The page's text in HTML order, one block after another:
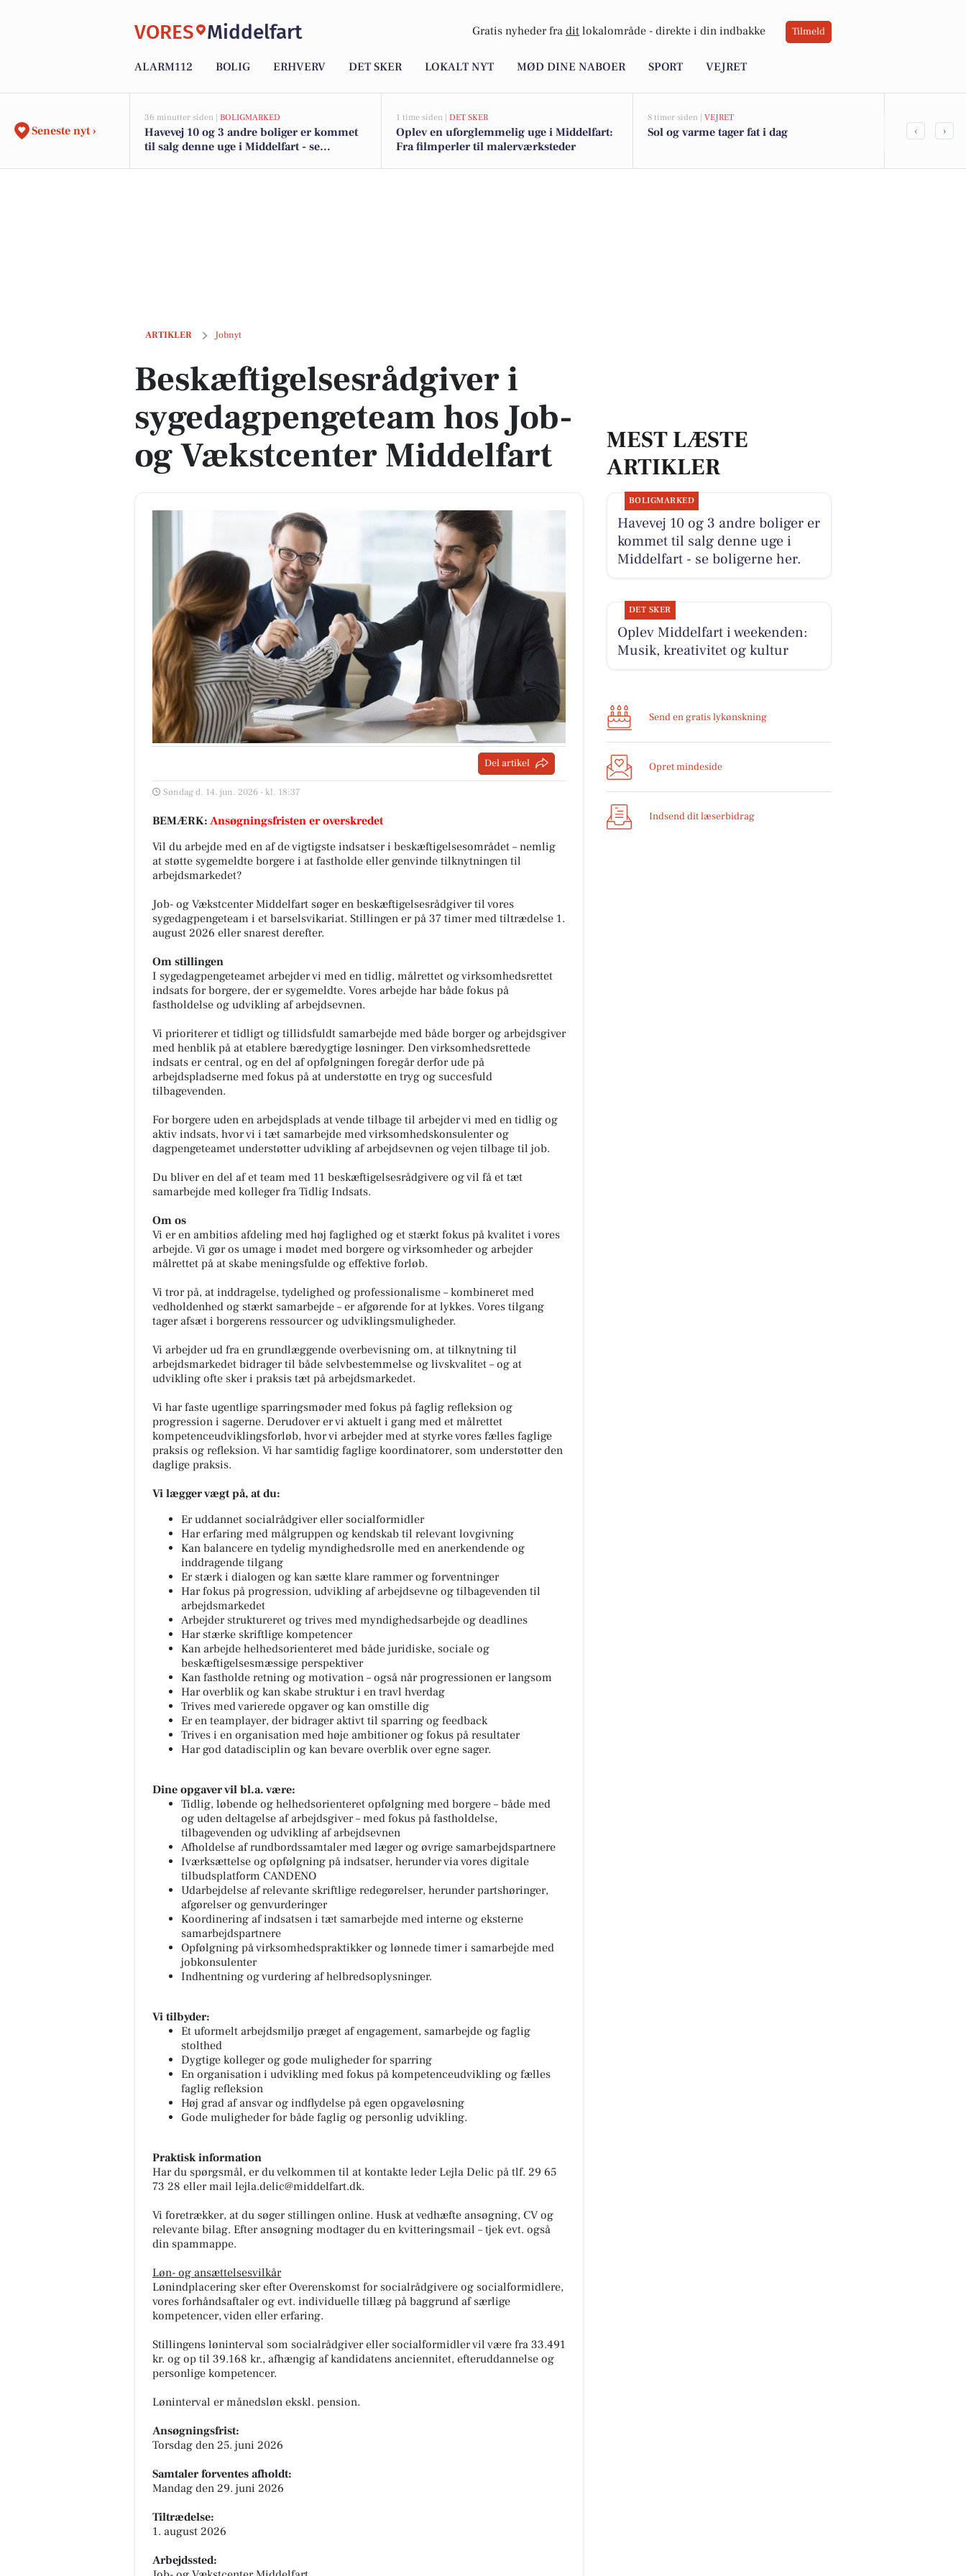
VORES Middelfart Gratis nyheder fra dit lokalområde - direkte i din indbakke Tilmeld
ALARM112 BOLIG ERHVERV DET SKER LOKALT NYT MØD DINE NABOER SPORT VEJRET
Seneste nyt ›
36 minutter siden | BOLIGMARKED
Havevej 10 og 3 andre boliger er kommet
til salg denne uge i Middelfart - se
1 time siden | DET SKER
Oplev en uforglemmelig uge i Middelfart:
Fra filmperler til malerværksteder
8 timer siden | VEJRET
Sol og varme tager fat i dag ‹ ›
ARTIKLER Jobnyt
Beskæftigelsesrådgiver i sygedagpengeteam hos Job- og Vækstcenter Middelfart
Beskæftigelsesrådgiver i
sygedagpengeteam hos Job-
og Vækstcenter Middelfart
Del artikel
Søndag d. 14. jun. 2026 - kl. 18:37
BEMÆRK: Ansøgningsfristen er overskredet
Vil du arbejde med en af de vigtigste indsatser i beskæftigelsesområdet – nemlig
at støtte sygemeldte borgere i at fastholde eller genvinde tilknytningen til
arbejdsmarkedet?
Job- og Vækstcenter Middelfart søger en beskæftigelsesrådgiver til vores
sygedagpengeteam i et barselsvikariat. Stillingen er på 37 timer med tiltrædelse 1.
august 2026 eller snarest derefter.
Om stillingen
I sygedagpengeteamet arbejder vi med en tidlig, målrettet og virksomhedsrettet
indsats for borgere, der er sygemeldte. Vores arbejde har både fokus på
fastholdelse og udvikling af arbejdsevnen.
Vi prioriterer et tidligt og tillidsfuldt samarbejde med både borger og arbejdsgiver
med henblik på at etablere bæredygtige løsninger. Den virksomhedsrettede
indsats er central, og en del af opfølgningen foregår derfor ude på
arbejdspladserne med fokus på at understøtte en tryg og succesfuld
tilbagevenden.
For borgere uden en arbejdsplads at vende tilbage til arbejder vi med en tidlig og
aktiv indsats, hvor vi i tæt samarbejde med virksomhedskonsulenter og
dagpengeteamet understøtter udvikling af arbejdsevnen og vejen tilbage til job.
Du bliver en del af et team med 11 beskæftigelsesrådgivere og vil få et tæt
samarbejde med kolleger fra Tidlig Indsats.
Om os
Vi er en ambitiøs afdeling med høj faglighed og et stærkt fokus på kvalitet i vores
arbejde. Vi gør os umage i mødet med borgere og virksomheder og arbejder
målrettet på at skabe meningsfulde og effektive forløb.
Vi tror på, at inddragelse, tydelighed og professionalisme – kombineret med
vedholdenhed og stærkt samarbejde – er afgørende for at lykkes. Vores tilgang
tager afsæt i borgerens ressourcer og udviklingsmuligheder.
Vi arbejder ud fra en grundlæggende overbevisning om, at tilknytning til
arbejdsmarkedet bidrager til både selvbestemmelse og livskvalitet – og at
udvikling ofte sker i praksis tæt på arbejdsmarkedet.
Vi har faste ugentlige sparringsmøder med fokus på faglig refleksion og
progression i sagerne. Derudover er vi aktuelt i gang med et målrettet
kompetenceudviklingsforløb, hvor vi arbejder med at styrke vores fælles faglige
praksis og refleksion. Vi har samtidig faglige koordinatorer, som understøtter den
daglige praksis.
Vi lægger vægt på, at du:
Er uddannet socialrådgiver eller socialformidler
Har erfaring med målgruppen og kendskab til relevant lovgivning
Kan balancere en tydelig myndighedsrolle med en anerkendende og
inddragende tilgang
Er stærk i dialogen og kan sætte klare rammer og forventninger
Har fokus på progression, udvikling af arbejdsevne og tilbagevenden til
arbejdsmarkedet
Arbejder struktureret og trives med myndighedsarbejde og deadlines
Har stærke skriftlige kompetencer
Kan arbejde helhedsorienteret med både juridiske, sociale og
beskæftigelsesmæssige perspektiver
Kan fastholde retning og motivation – også når progressionen er langsom
Har overblik og kan skabe struktur i en travl hverdag
Trives med varierede opgaver og kan omstille dig
Er en teamplayer, der bidrager aktivt til sparring og feedback
Trives i en organisation med høje ambitioner og fokus på resultater
Har god datadisciplin og kan bevare overblik over egne sager.
Dine opgaver vil bl.a. være:
Tidlig, løbende og helhedsorienteret opfølgning med borgere – både med
og uden deltagelse af arbejdsgiver – med fokus på fastholdelse,
tilbagevenden og udvikling af arbejdsevnen
Afholdelse af rundbordssamtaler med læger og øvrige samarbejdspartnere
Iværksættelse og opfølgning på indsatser, herunder via vores digitale
tilbudsplatform CANDENO
Udarbejdelse af relevante skriftlige redegørelser, herunder partshøringer,
afgørelser og genvurderinger
Koordinering af indsatsen i tæt samarbejde med interne og eksterne
samarbejdspartnere
Opfølgning på virksomhedspraktikker og lønnede timer i samarbejde med
jobkonsulenter
Indhentning og vurdering af helbredsoplysninger.
Vi tilbyder:
Et uformelt arbejdsmiljø præget af engagement, samarbejde og faglig
stolthed
Dygtige kolleger og gode muligheder for sparring
En organisation i udvikling med fokus på kompetenceudvikling og fælles
faglig refleksion
Høj grad af ansvar og indflydelse på egen opgaveløsning
Gode muligheder for både faglig og personlig udvikling.
Praktisk information
Har du spørgsmål, er du velkommen til at kontakte leder Lejla Delic på tlf. 29 65
73 28 eller mail lejla.delic@middelfart.dk.
Vi foretrækker, at du søger stillingen online. Husk at vedhæfte ansøgning, CV og
relevante bilag. Efter ansøgning modtager du en kvitteringsmail – tjek evt. også
din spammappe.
Løn- og ansættelsesvilkår
Lønindplacering sker efter Overenskomst for socialrådgivere og socialformidlere,
vores forhåndsaftaler og evt. individuelle tillæg på baggrund af særlige
kompetencer, viden eller erfaring.
Stillingens løninterval som socialrådgiver eller socialformidler vil være fra 33.491
kr. og op til 39.168 kr., afhængig af kandidatens anciennitet, efteruddannelse og
personlige kompetencer.
Løninterval er månedsløn ekskl. pension.
Ansøgningsfrist:
Torsdag den 25. juni 2026
Samtaler forventes afholdt:
Mandag den 29. juni 2026
Tiltrædelse:
1. august 2026
Arbejdssted:
MEST LÆSTE
ARTIKLER
BOLIGMARKED
Havevej 10 og 3 andre boliger er
kommet til salg denne uge i
Middelfart - se boligerne her.
DET SKER
Oplev Middelfart i weekenden:
Musik, kreativitet og kultur
Send en gratis lykønskning
Opret mindeside
Indsend dit læserbidrag